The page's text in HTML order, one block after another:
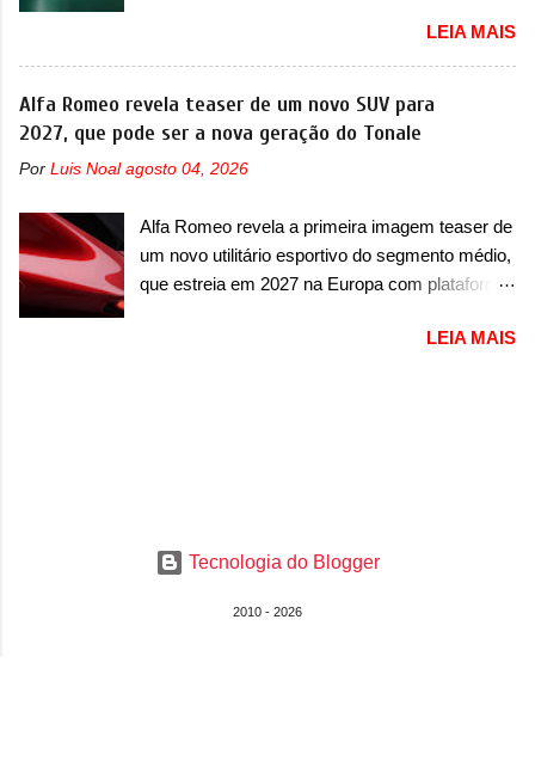
2024. Já no caso do GLC, envolve duas
versões também. A primeira delas é a 300, com
ano/modelo 2024 e 2025 que foram produzidas
entre setembro de 2023 até julho de 2025. Já a
versão 43 AMG possui ano/modelo 2024 e
junho de 2025. Por fim, o EQE SUV envolvido é
da versão 300, com ano/modelo 2023...
como uma marca com utilitários esportivos, a
Fang Cheng Bao nasceu como uma empresa
voltada a desenvolver utilitários esportivos com
uma pegada mais off-road. E isso funcionou
muito bem com o lançamento dos modelos Bao
5 e Bao 8, além do Tai 3 e Tai 7. Agora, a marca
de... sedãs. Antecipado por imagens teaser, o
Formula S será o primeiro três volumes da
Fang Cheng Bao, que parece se perder na sua
marca divulgou algumas imagens externas e
sedã conta com faróis mais quadrados e
compactos, com luzes ...
LEIA MAIS
Alfa Romeo revela teaser de um novo SUV para
2027, que pode ser a nova geração do Tonale
Por Luis Noal agosto 04, 2026
Alfa Romeo revela a primeira imagem teaser de
um novo utilitário esportivo do segmento médio,
que estreia em 2027 na Europa com plataforma
imagem teaser de um novo utilitário esportivo
Nacional da Indústria Automotiva, organizada
LEIA MAIS
Tecnologia do Blogger
2010 - 2026